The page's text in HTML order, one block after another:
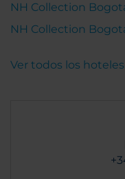
NH Collection
NH Collection
Ver todos los